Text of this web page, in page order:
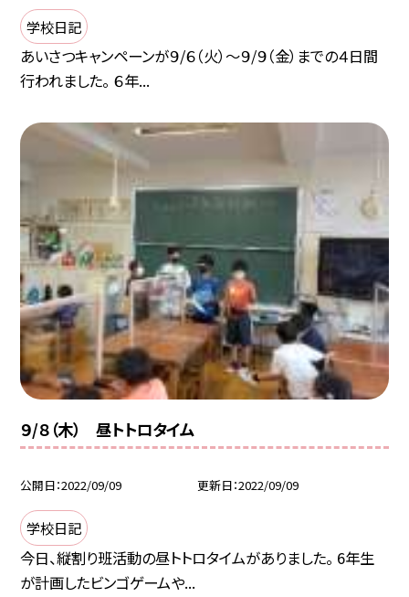
学校日記
あいさつキャンペーンが９/６（火）〜９/９（金）までの４日間
行われました。 ６年...
９/８（木） 昼トトロタイム
公開日 2022/09/09 更新日 2022/09/09
学校日記
今日、縦割り班活動の昼トトロタイムがありました。 6年生
が計画したビンゴゲームや...